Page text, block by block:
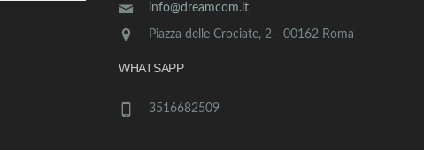
info@dreamcom.it
Piazza delle Crociate, 2 - 00162 Roma
WHATSAPP
3516682509